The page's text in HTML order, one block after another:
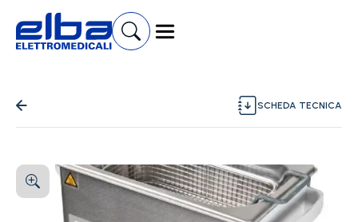
SCHEDA TECNICA